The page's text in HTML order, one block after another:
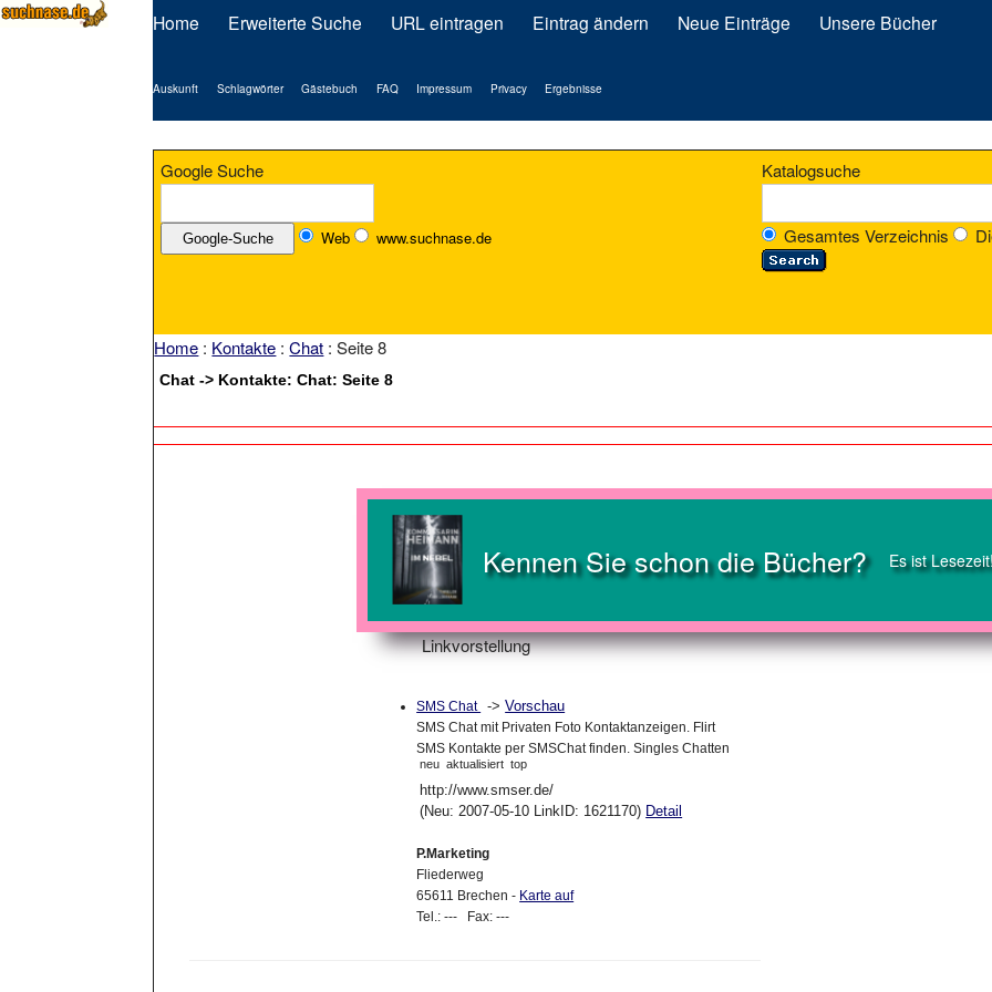
Home Erweiterte Suche URL eintragen Eintrag ändern Neue Einträge Unsere Bücher
Auskunft Schlagwörter Gästebuch FAQ Impressum Privacy Ergebnisse
Google Suche
Web www.suchnase.de
Katalogsuche
Gesamtes Verzeichnis
Home : Kontakte :Chat : Seite 8
Chat -> Kontakte: Chat: Seite 8
Kennen Sie schon die Bücher? Es ist
Linkvorstellung
SMS Chat ->Vorschau
SMS Chat mit Privaten Foto Kontaktanzeigen. Flirt
SMS Kontakte per SMSChat finden. Singles Chatten
neu aktualisiert top
http://www.smser.de/
(Neu: 2007-05-10 LinkID: 1621170) Detail
P.Marketing
Fliederweg
65611 Brechen - Karte auf
Tel.: --- Fax: ---